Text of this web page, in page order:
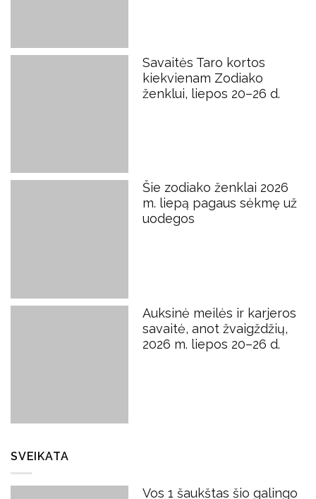
Savaitės Taro kortos
kiekvienam Zodiako
ženklui, liepos 20–26 d.
Šie zodiako ženklai 2026
m. liepą pagaus sėkmę už
uodegos
Auksinė meilės ir karjeros
savaitė, anot žvaigždžių,
2026 m. liepos 20–26 d.
SVEIKATA
Vos 1 šaukštas šio galingo